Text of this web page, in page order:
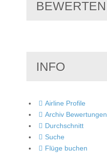
BEWERTEN
INFO
Airline Profile
Archiv Bewertungen
Durchschnitt
Suche
Flüge buchen